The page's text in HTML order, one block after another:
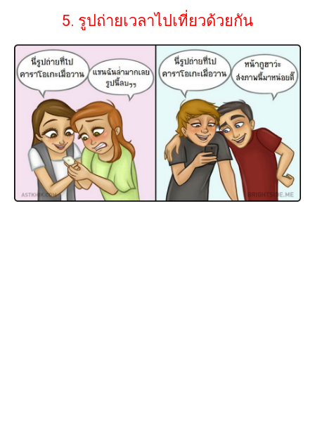
5. รูปถ่ายเวลาไปเที่ยวด้วยกัน